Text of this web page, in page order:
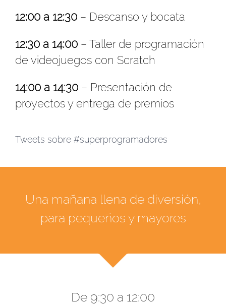
12:00 a 12:30 – Descanso y bocata
12:30 a 14:00 – Taller de programación
de videojuegos con Scratch
14:00 a 14:30 – Presentación de
proyectos y entrega de premios
Tweets sobre #superprogramadores
Una mañana llena de diversión,
para pequeños y mayores
De 9:30 a 12:00